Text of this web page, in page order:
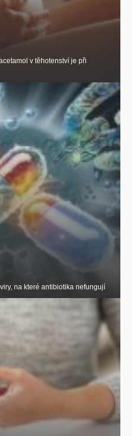
v těhotenství je při
na které antibiotika nefungují